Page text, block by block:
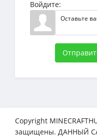
Войдите:
Copyright
защищены. ДАННЫЙ